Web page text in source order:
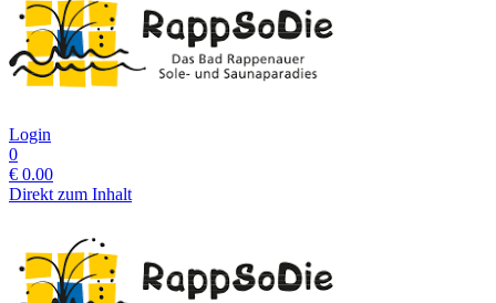
Login
0
€ 0.00
Direkt zum Inhalt